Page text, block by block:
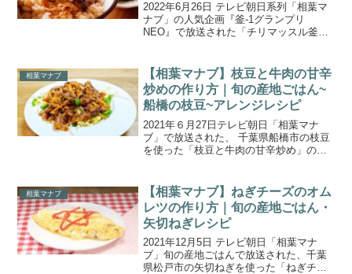
2022年6月26日 テレビ朝日系列「相葉マ
ナブ」の人気企画『釜-1グランプリ
NEO』で放送された「チリマッスル釜
だいま11連勝中の釜飯レシピに挑むの
は、オーストラリア...
相葉マナブ
【相葉マナブ】枝豆と牛肉の甘辛
炒めの作り方｜旬の産地ごはん~
船橋の枝豆~アレンジレシピ
2021年６月27日テレビ朝日「相葉マナ
ブ」で放送された、 千葉県船橋市の枝豆
を使った「枝豆と牛肉の甘辛炒め」の作
穫量が全国2位を誇る千葉県の“今が旬”の
枝豆を使っ...
相葉マナブ
【相葉マナブ】ねぎチーズのオム
レツの作り方｜旬の産地ごはん・
矢切ねぎレシピ
2021年12月5日 テレビ朝日「相葉マナ
ブ」旬の産地ごはんで放送された、千葉
県松戸市の矢切ねぎを使った「ねぎチー